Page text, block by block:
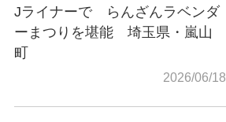
Jライナーで らんざんラベンダ
ーまつりを堪能 埼玉県・嵐山
町
2026/06/18